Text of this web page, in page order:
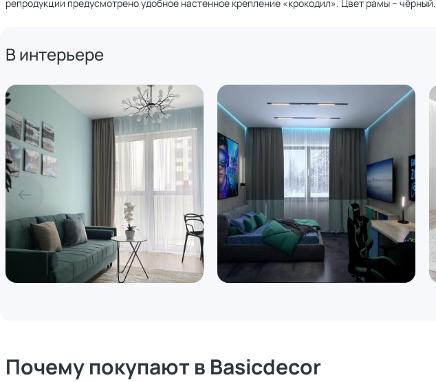
репродукции предусмотрено удобное настенное крепление «крокодил». Цвет рамы – чёрный.
В интерьере
Почему покупают в Basicdecor